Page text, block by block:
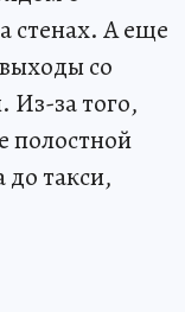
стенах. А еще
со
Из-за того,
полостной
такси,